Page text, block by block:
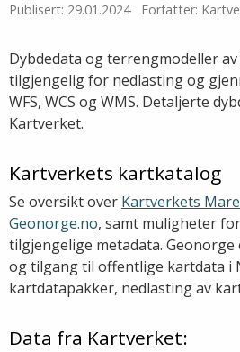
Publisert: 29.01.2024 Forfatter:
Dybdedata og terrengmodeller
tilgjengelig for nedlasting og
WFS, WCS og WMS. Detaljerte
Kartverket.
Kartverkets kartkatalog
Se oversikt over Kartverkets
Geonorge.no, samt muligheter
tilgjengelige metadata.
og tilgang til offentlige kartdata i
kartdatapakker, nedlasting av
Data fra Kartverket: